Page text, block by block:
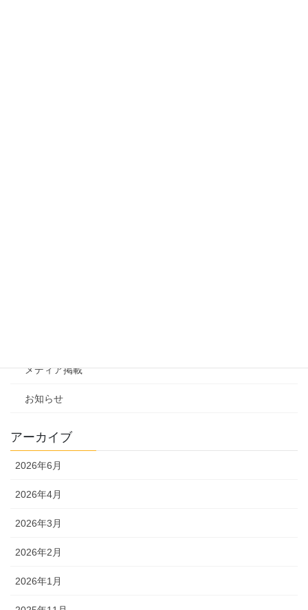
メディア掲載
お知らせ
アーカイブ
2026年6月
2026年4月
2026年3月
2026年2月
2026年1月